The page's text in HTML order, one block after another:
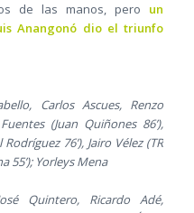
de las manos, pero un
Anangonó dio el triunfo
Carlos Ascues, Renzo
(Juan Quiñones 86’),
76’), Jairo Vélez (TR
55’); Yorleys Mena
Quintero, Ricardo Adé,